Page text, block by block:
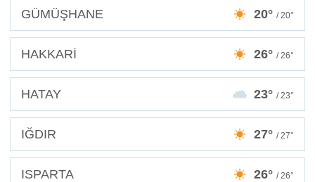
GÜMÜŞHANE 20° / 20°
HAKKARİ 26° / 26°
HATAY 23° / 23°
IĞDIR 27° / 27°
ISPARTA 26° / 26°